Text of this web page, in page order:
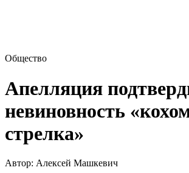
Общество
Апелляция
невиновность
стрелка»
Автор: Алексей Машкевич